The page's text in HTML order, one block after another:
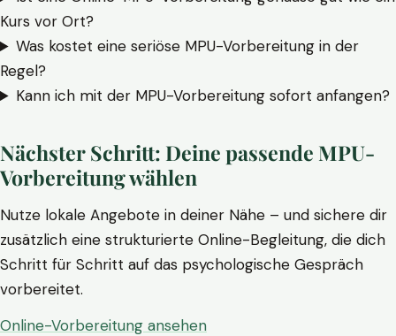
Kurs vor Ort?
Was kostet eine seriöse MPU-Vorbereitung in der
Regel?
Kann ich mit der MPU-Vorbereitung sofort anfangen?
Nächster Schritt: Deine passende MPU-
Vorbereitung wählen
Nutze lokale Angebote in deiner Nähe – und sichere dir
zusätzlich eine strukturierte Online-Begleitung, die dich
Schritt für Schritt auf das psychologische Gespräch
vorbereitet.
Online-Vorbereitung ansehen